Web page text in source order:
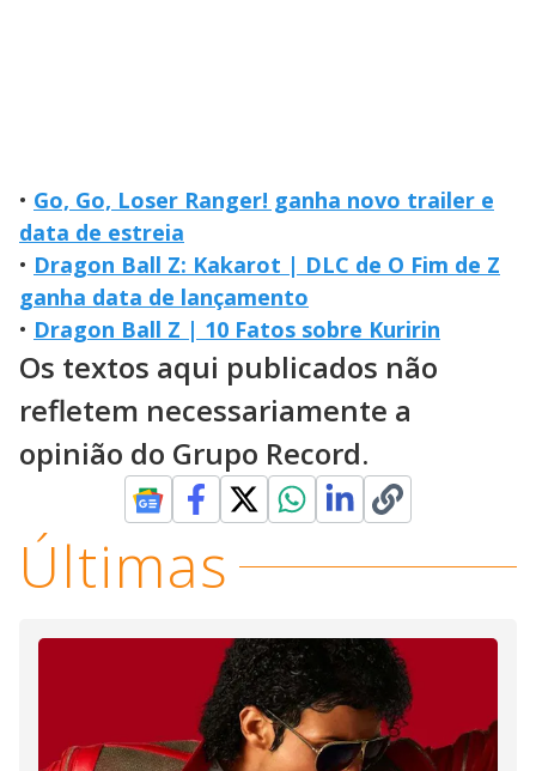
• Go, Go, Loser Ranger! ganha novo trailer e
data de estreia
• Dragon Ball Z: Kakarot | DLC de O Fim de Z
ganha data de lançamento
• Dragon Ball Z | 10 Fatos sobre Kuririn
Os textos aqui publicados não
refletem necessariamente a
opinião do Grupo Record.
Últimas